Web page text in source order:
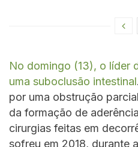
No domingo (13), o líder
uma suboclusão intestinal
por uma obstrução
da formação de
cirurgias feitas em
sofreu em 2018, durante